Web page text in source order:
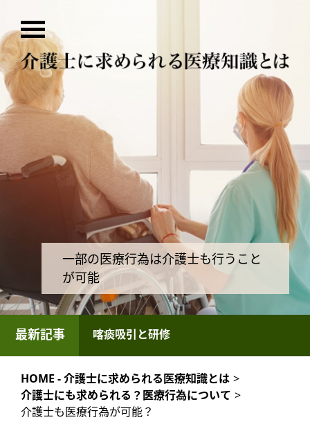
一部の医療行為は介護士も行うこと
が可能
最新記事 喀痰吸引と研修
HOME - 介護士に求められる医療知識とは >
介護士にも求められる？医療行為について >
介護士も医療行為が可能？